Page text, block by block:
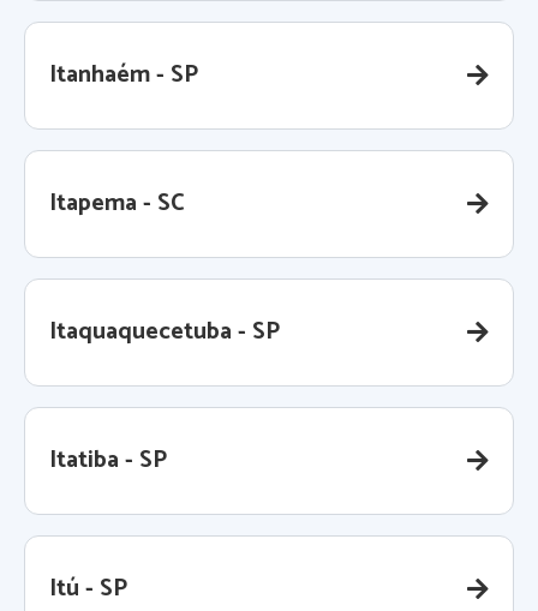
Itanhaém - SP
Itapema - SC
Itaquaquecetuba - SP
Itatiba - SP
Itú - SP